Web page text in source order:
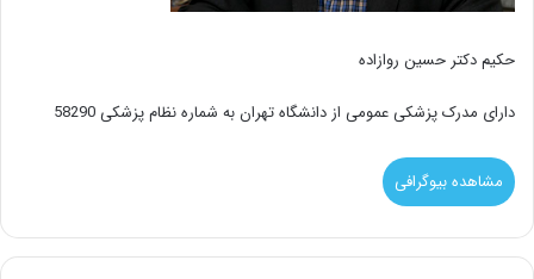
حکیم دکتر حسین روازاده
دارای مدرک پزشکی عمومی از دانشگاه تهران به شماره نظام پزشکی 58290
مشاهده بیوگرافی